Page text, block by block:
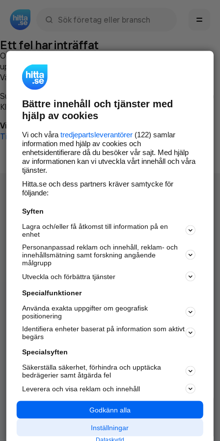
Ett fel har inträffat
Om du vill kan du
uppstod så att vi lättare och snabbare kan avhjälpa det.
Vänligen försök med följande:
Surfa till
Klicka påTillbaka-knappen i webbläsaren och försök igen
Vi beklagar besväret!
Till startsidan
Hitta.se - Gratis nummerupplysning.
Sök företag, personer och platser.
Hitta telefonnummer, adresser, företagsinfo mm.
Marknadsför företaget
Kom igång och annonsera mot
samarbetspartners nära dig.
Alla kategorier
Populära sökningar
API & Kartor
Annonsera
Integritet
Nödnummer
Bättre innehåll och tjänster med
hjälp av cookies
Vi och våra tredjepartsleverantörer(122) samlar
information med hjälp av cookies och
enhetsidentifierare då du besöker vår sajt. Med hjälp
av informationen kan vi utveckla vårt innehåll och våra
tjänster.
Hitta.se och dess partners kräver samtycke för
följande:
Syften
Lagra och/eller få åtkomst till information på en
enhet
Personanpassad reklam och innehåll, reklam- och
innehållsmätning samt forskning angående
målgrupp
Utveckla och förbättra tjänster
Specialfunktioner
Använda exakta uppgifter om geografisk
positionering
Identifiera enheter baserat på information som aktivt
begärs
Specialsyften
Säkerställa säkerhet, förhindra och upptäcka
bedrägerier samt åtgärda fel
Leverera och visa reklam och innehåll
Godkänn alla
Inställningar
Dataskydd